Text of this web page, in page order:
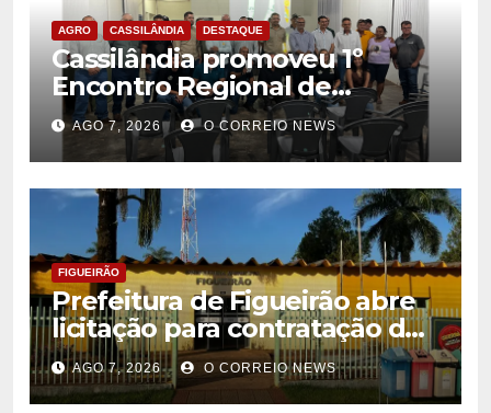
AGRO CASSILÂNDIA DESTAQUE
Cassilândia promoveu 1º
Encontro Regional de
Citricultores e fortalece o
desenvolvimento da
citricultura
AGO 7, 2026 O CORREIO NEWS
FIGUEIRÃO
Prefeitura de Figueirão abre
licitação para contratação de
estrutura de eventos
AGO 7, 2026 O CORREIO NEWS